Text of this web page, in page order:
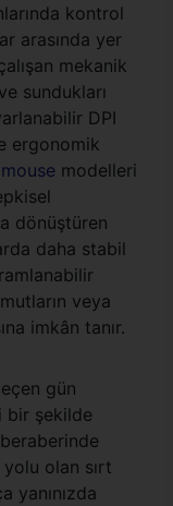
kontrol
arasında yer
mekanik
sundukları
DPI
ergonomik
modelleri
dönüştüren
daha stabil
veya
imkân tanır.
gün
bir şekilde
olan sırt
yanınızda